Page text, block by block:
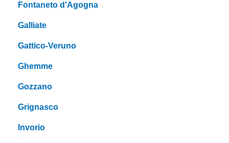
Fontaneto d'Agogna
Galliate
Gattico-Veruno
Ghemme
Gozzano
Grignasco
Invorio